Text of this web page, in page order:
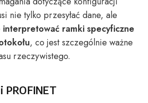
nie tylko przesyłać dane, ale
interpretować ramki specyficzne
, co jest szczególnie ważne
rzeczywistego.